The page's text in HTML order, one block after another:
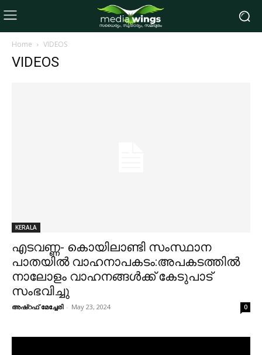
Home VIDEOS
VIDEOS
KERALA
എടവണ്ണ- കൊയിലാണ്ടി സംസ്ഥാന
പാതയിൽ വാഹനാപകടം:അപകടത്തിൽ
നാലോളം വാഹനങ്ങൾക്ക് കേടുപാട്
സംഭവിച്ചു
അഷ്റഫ് മേച്ചേരി - May 23, 2024 0